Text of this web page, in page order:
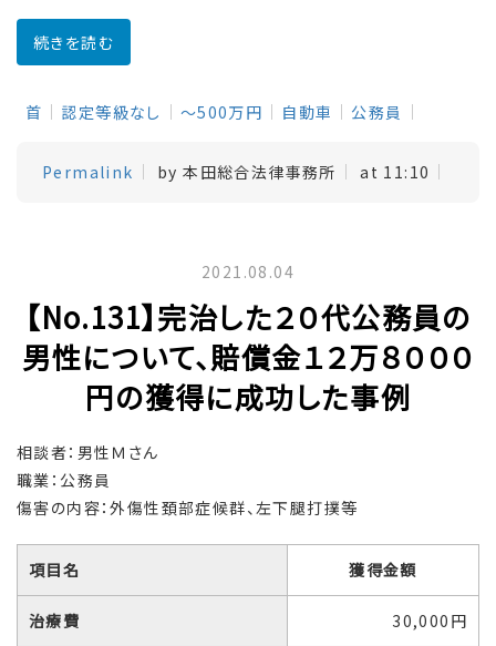
続きを読む
首 認定等級なし ～500万円 自動車 公務員
Permalink by 本田総合法律事務所 at 11:10
2021.08.04
【No.131】完治した２０代公務員の
男性について、賠償金１２万８０００
円の獲得に成功した事例
相談者：男性Ｍさん
職業：公務員
傷害の内容：外傷性頚部症候群、左下腿打撲等
項目名 獲得金額
治療費 30,000円